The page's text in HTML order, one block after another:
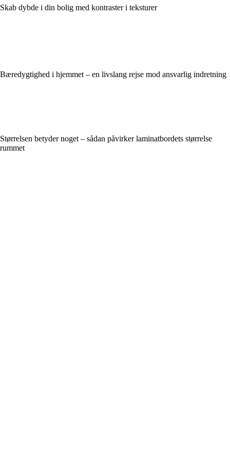
Skab dybde i din bolig med kontraster i teksturer
Bæredygtighed i hjemmet – en livslang rejse mod ansvarlig indretning
Størrelsen betyder noget – sådan påvirker laminatbordets størrelse
rummet